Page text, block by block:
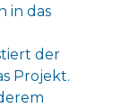
in das
der
Projekt.